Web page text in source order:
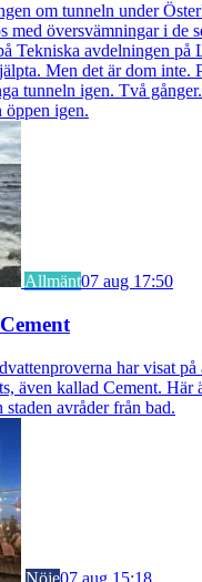
om tunneln under
med översvämningar i de
Tekniska avdelningen på
Men det är dom inte.
tunneln igen. Två
öppen igen.
Allmänt07 aug 17:50
har visat
även kallad Cement. Här
avråder från bad.
Nöje07 aug 15:18